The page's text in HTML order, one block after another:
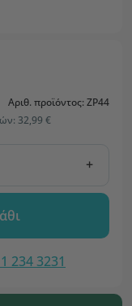
Αριθ. προϊόντος: ZP44
32,99 €
+
234 3231